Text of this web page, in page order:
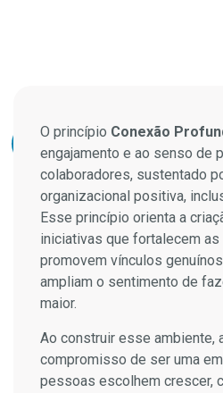
O princípio Conexão
engajamento e ao senso de
colaboradores, sustentado
organizacional positiva,
Esse princípio orienta a
iniciativas que fortalecem as
promovem vínculos
ampliam o sentimento de
maior.
Ao construir esse ambiente,
compromisso de ser uma
pessoas escolhem crescer,